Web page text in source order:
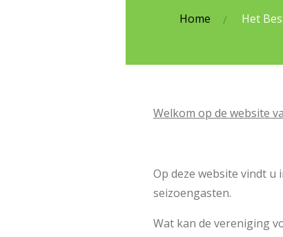
Home Het
Welkom op de website
Op deze website vindt
seizoengasten.
Wat kan de vereniging